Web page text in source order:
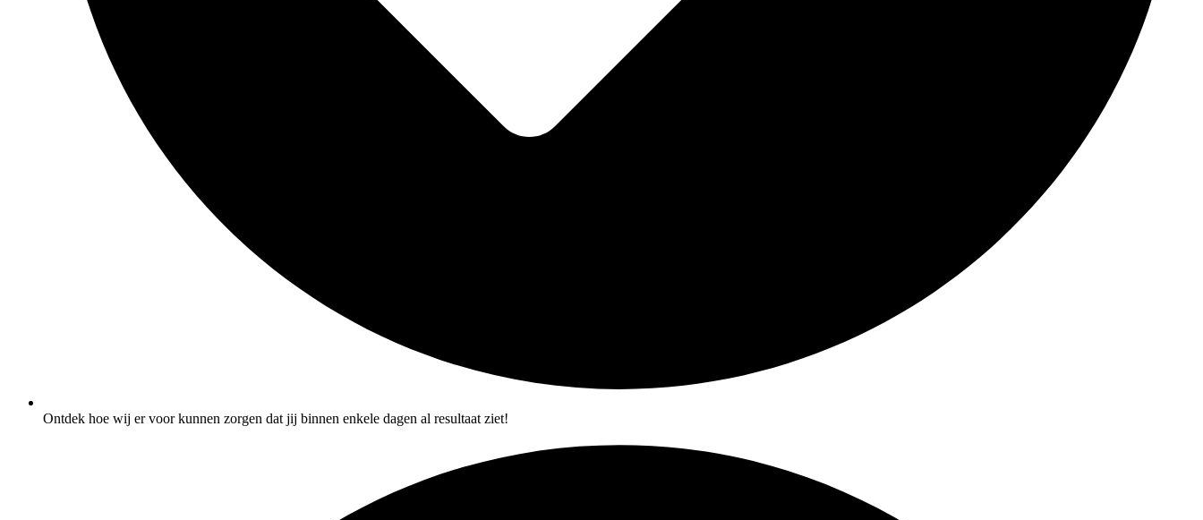
Ontdek hoe wij er voor kunnen zorgen dat jij binnen enkele dagen al resultaat ziet!